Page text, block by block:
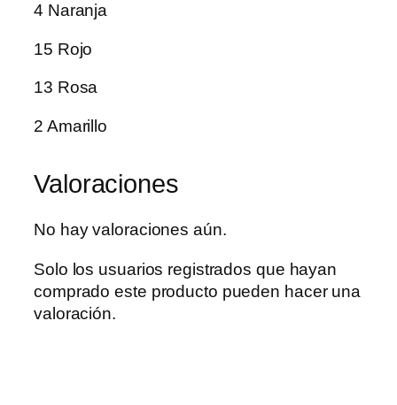
4 Naranja
15 Rojo
13 Rosa
2 Amarillo
Valoraciones
No hay valoraciones aún.
Solo los usuarios registrados que hayan
comprado este producto pueden hacer una
valoración.